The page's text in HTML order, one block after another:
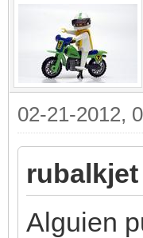
02-21-2012,
Alguien